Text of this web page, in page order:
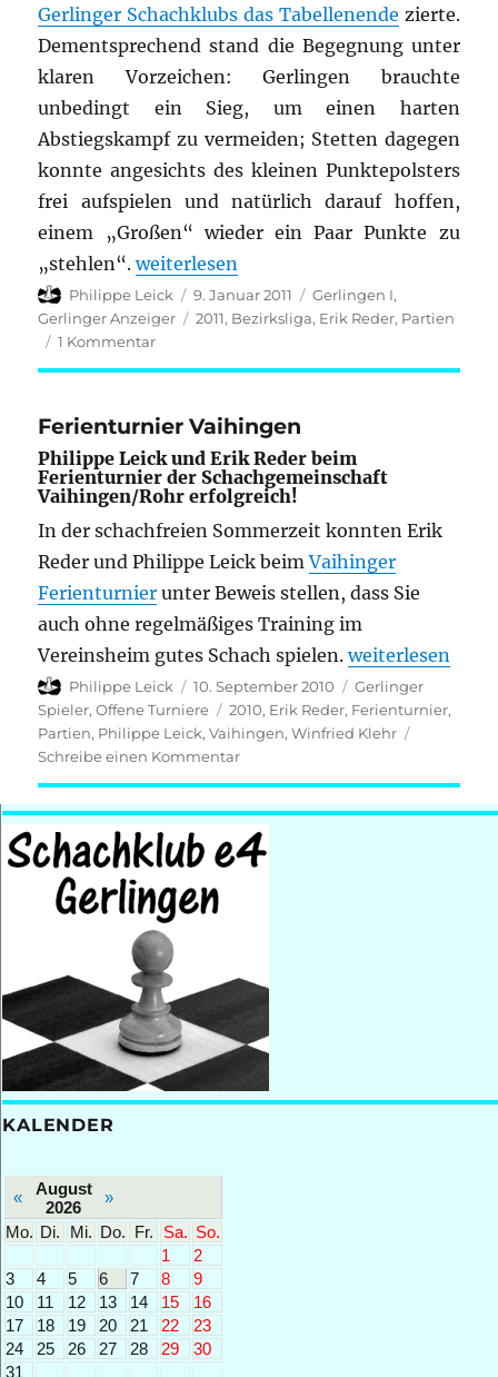
Gerlinger Schachklubs das Tabellenende zierte.
Dementsprechend stand die Begegnung unter
klaren Vorzeichen: Gerlingen brauchte
unbedingt ein Sieg, um einen harten
Abstiegskampf zu vermeiden; Stetten dagegen
konnte angesichts des kleinen Punktepolsters
frei aufspielen und natürlich darauf hoffen,
einem „Großen“ wieder ein Paar Punkte zu
„stehlen“.„Bezirksliga Stuttgart 2010/11; Runde 5“
weiterlesen
Autor
Philippe Leick
Veröffentlicht
am
9. Januar 2011 Kategorien
Gerlingen I,
Gerlinger Anzeiger
Schlagwörter
2011, Bezirksliga, Erik Reder, Partien
1 Kommentarzu
Bezirksliga
Runde
5
Ferienturnier Vaihingen
Philippe Leick und Erik Reder beim
Ferienturnier der Schachgemeinschaft
Vaihingen/Rohr erfolgreich!
In der schachfreien Sommerzeit konnten Erik
Reder und Philippe Leick beimVaihinger
Ferienturnier unter Beweis stellen, dass Sie
auch ohne regelmäßiges Training im
Vereinsheim gutes Schach spielen.„Ferienturnier
weiterlesen
Autor
Philippe Leick
Veröffentlicht
am
10. September 2010 Kategorien
Gerlinger
Spieler,Offene Turniere Schlagwörter
2010, Erik Reder, Ferienturnier,
Partien, Philippe Leick,Vaihingen,Winfried Klehr
Schreibe einen Kommentarzu
Ferienturnier
Vaihingen
KALENDER
«
August
2026
»
Mo. Di. Mi. Do. Fr. Sa. So.
1
2
3
4 5 6 7 8
9
10
11 12 13 14 15
16
17
18 19 20 21 22
23
24
25 26 27 28 29
30
31